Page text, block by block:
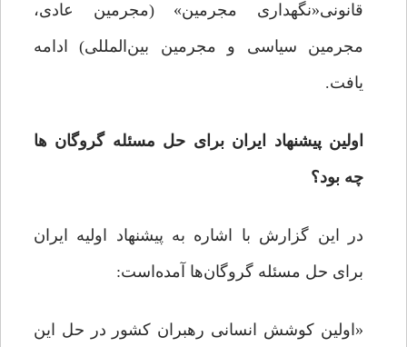
قانونی«نگهداری مجرمین» (مجرمین عادی،
مجرمین سیاسی و مجرمین بین‌المللی) ادامه
یافت.
اولین پیشنهاد ایران برای حل مسئله گروگان ها
چه بود؟
در این گزارش با اشاره به پیشنهاد اولیه ایران
برای حل مسئله گروگان‌ها آمده‌است:
«اولین کوشش انسانی رهبران کشور در حل این